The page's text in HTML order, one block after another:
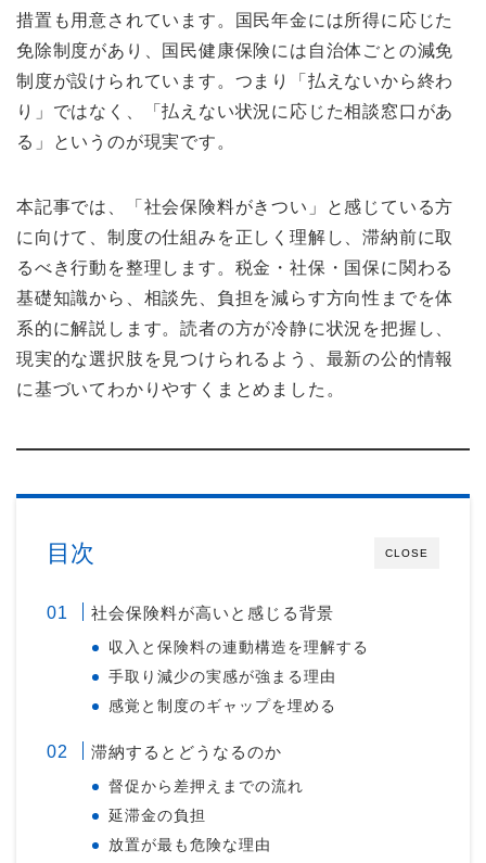
措置も用意されています。国民年金には所得に応じた
免除制度があり、国民健康保険には自治体ごとの減免
制度が設けられています。つまり「払えないから終わ
り」ではなく、「払えない状況に応じた相談窓口があ
る」というのが現実です。
本記事では、「社会保険料がきつい」と感じている方
に向けて、制度の仕組みを正しく理解し、滞納前に取
るべき行動を整理します。税金・社保・国保に関わる
基礎知識から、相談先、負担を減らす方向性までを体
系的に解説します。読者の方が冷静に状況を把握し、
現実的な選択肢を見つけられるよう、最新の公的情報
に基づいてわかりやすくまとめました。
CLOSE
目次
社会保険料が高いと感じる背景
収入と保険料の連動構造を理解する
手取り減少の実感が強まる理由
感覚と制度のギャップを埋める
滞納するとどうなるのか
督促から差押えまでの流れ
延滞金の負担
放置が最も危険な理由